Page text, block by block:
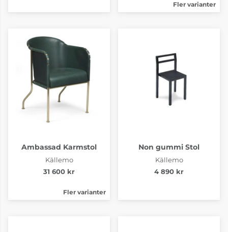
Fler varianter
Ambassad Karmstol
Källemo
31 600 kr
Fler varianter
Non gummi Stol
Källemo
4 890 kr